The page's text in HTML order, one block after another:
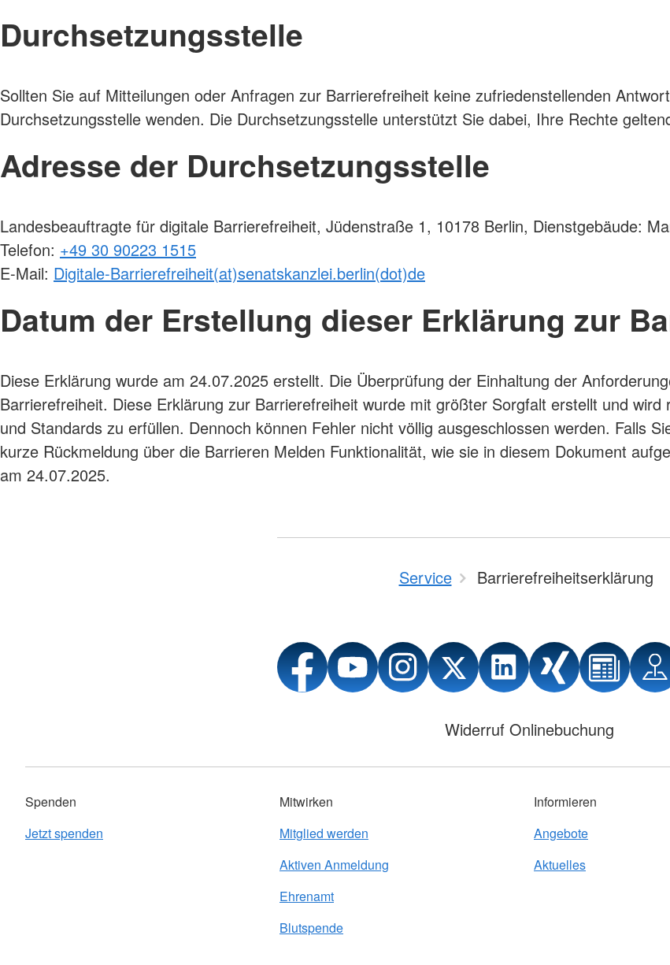
Durchsetzungsstelle
Sollten Sie auf Mitteilungen oder Anfragen zur Barrierefreiheit keine zufriedenstellenden
Durchsetzungsstelle wenden. Die Durchsetzungsstelle unterstützt Sie dabei, Ihre Rechte
Adresse der Durchsetzungsstelle
Landesbeauftragte für digitale Barrierefreiheit, Jüdenstraße 1, 10178 Berlin, Dienstgebäude:
Telefon: +49 30 90223 1515
E-Mail: Digitale-Barrierefreiheit(at)senatskanzlei.berlin(dot)de
Datum der Erstellung dieser Erklärung zur
Diese Erklärung wurde am 24.07.2025 erstellt. Die Überprüfung der Einhaltung der
Barrierefreiheit. Diese Erklärung zur Barrierefreiheit wurde mit größter Sorgfalt erstellt und
und Standards zu erfüllen. Dennoch können Fehler nicht völlig ausgeschlossen werden. Falls
kurze Rückmeldung über die Barrieren Melden Funktionalität, wie sie in diesem Dokument
am 24.07.2025.
Service Barrierefreiheitserklärung
Widerruf Onlinebuchung
Spenden
Jetzt spenden
Mitwirken
Mitglied werden
Aktiven Anmeldung
Ehrenamt
Blutspende
Informieren
Angebote
Aktuelles